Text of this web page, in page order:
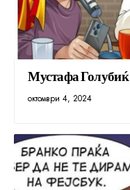
Мустафа Голубиќ
октомври 4, 2024